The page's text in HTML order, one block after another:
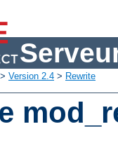
> Version 2.4 > Rewrite